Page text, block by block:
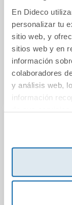
En Dideco
personalizar tu
sitio web, y
sitios web y en
información
colaboradores
y análisis web,
información
21,90€